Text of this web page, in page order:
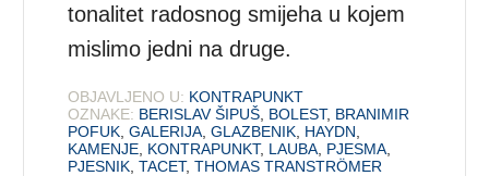
tonalitet radosnog smijeha u kojem
mislimo jedni na druge.
OBJAVLJENO U: KONTRAPUNKT
OZNAKE: BERISLAV ŠIPUŠ BOLEST, BRANIMIR
POFUK ,GALERIJA ,GLAZBENIK HAYDN
KAMENJE KONTRAPUNKT, LAUBA PJESMA
PJESNIK ,TACET,THOMAS TRANSTRÖMER